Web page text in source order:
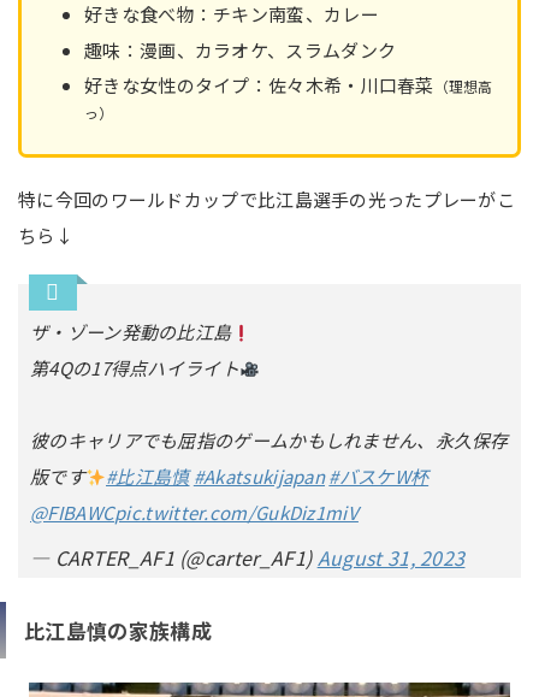
好きな食べ物：チキン南蛮、カレー
趣味：漫画、カラオケ、スラムダンク
好きな女性のタイプ：佐々木希・川口春菜 （理想高
っ）
特に今回のワールドカップで比江島選手の光ったプレーがこ
ちら↓
ザ・ゾーン発動の比江島
第4Qの17得点ハイライト
彼のキャリアでも屈指のゲームかもしれません、永久保存
版です
#比江島慎 #Akatsukijapan#バスケW杯
@FIBAWCpic.twitter.com/GukDiz1miV
— CARTER_AF1 (@carter_AF1)August 31, 2023
比江島慎の家族構成